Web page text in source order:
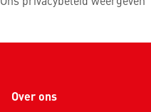
Over ons